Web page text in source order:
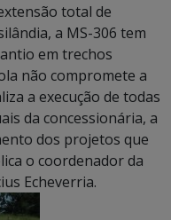
total de
a MS-306 tem
em trechos
não compromete a
a execução de todas
da concessionária, a
dos projetos que
o coordenador da
Echeverria.